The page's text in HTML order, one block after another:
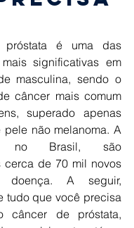
é uma das
significativas em
masculina, sendo o
câncer mais comum
superado apenas
não melanoma. A
no Brasil, são
cerca de 70 mil novos
doença. A seguir,
tudo que você precisa
câncer de próstata,